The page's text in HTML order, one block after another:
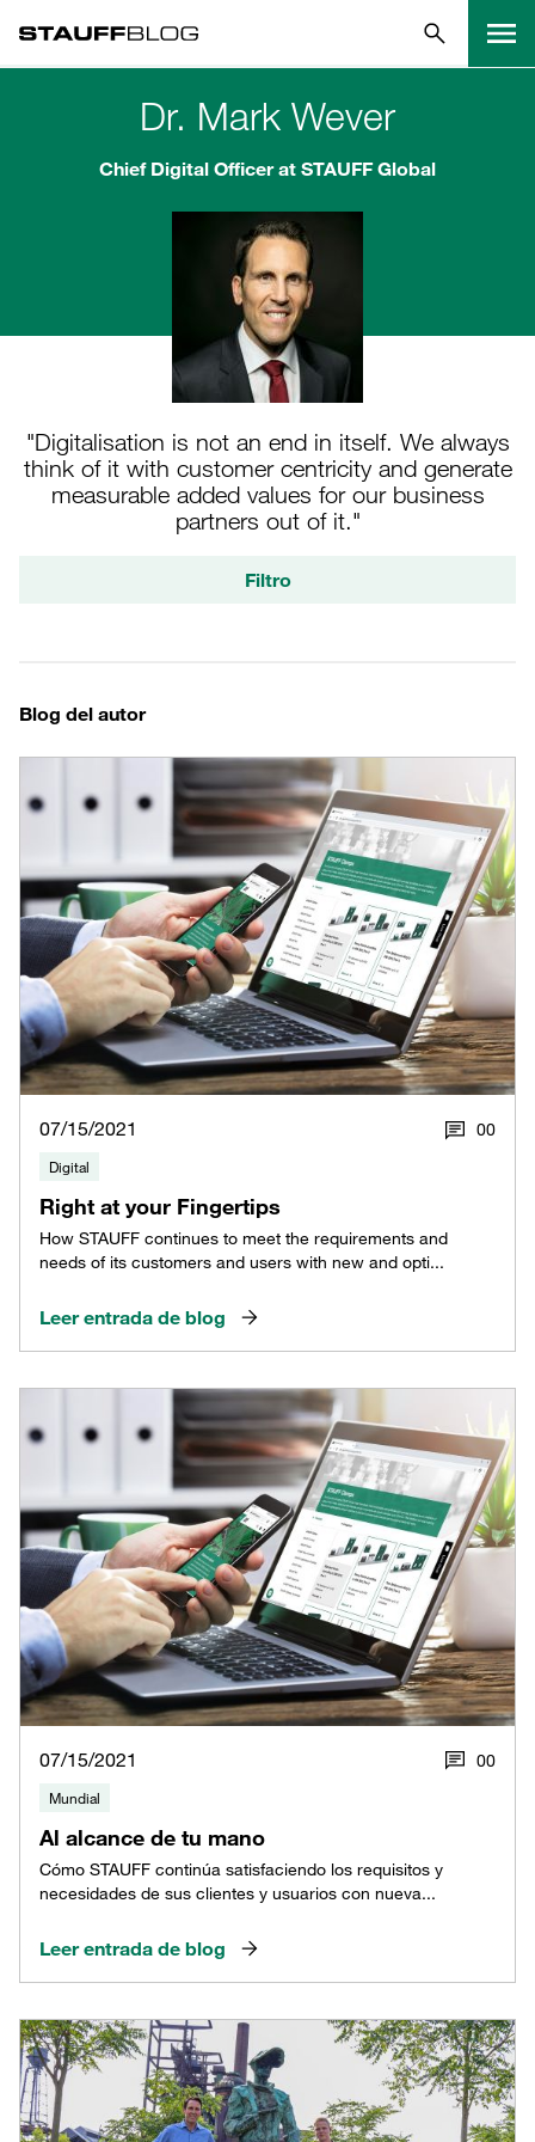
Dr. Mark Wever
Chief Digital Officer at STAUFF Global
"Digitalisation is not an end in itself. We always
think of it with customer centricity and generate
measurable added values for our business
partners out of it."
Blog del autor
07/15/2021 00
Digital
Right at your Fingertips
How STAUFF continues to meet the requirements and
needs of its customers and users with new and opti...
Leer entrada de blog
07/15/2021 00
Mundial
Al alcance de tu mano
Cómo STAUFF continúa satisfaciendo los requisitos y
necesidades de sus clientes y usuarios con nueva...
Leer entrada de blog
Filtro